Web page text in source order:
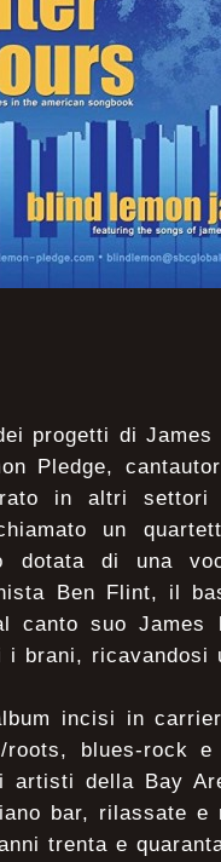
progetti di
Pledge,
in altri settori
un
dotata di una
Ben Flint, il
canto suo James
brani, ricavandosi
incisi in
blues-rock
artisti della Bay
bar, rilassate
trenta e